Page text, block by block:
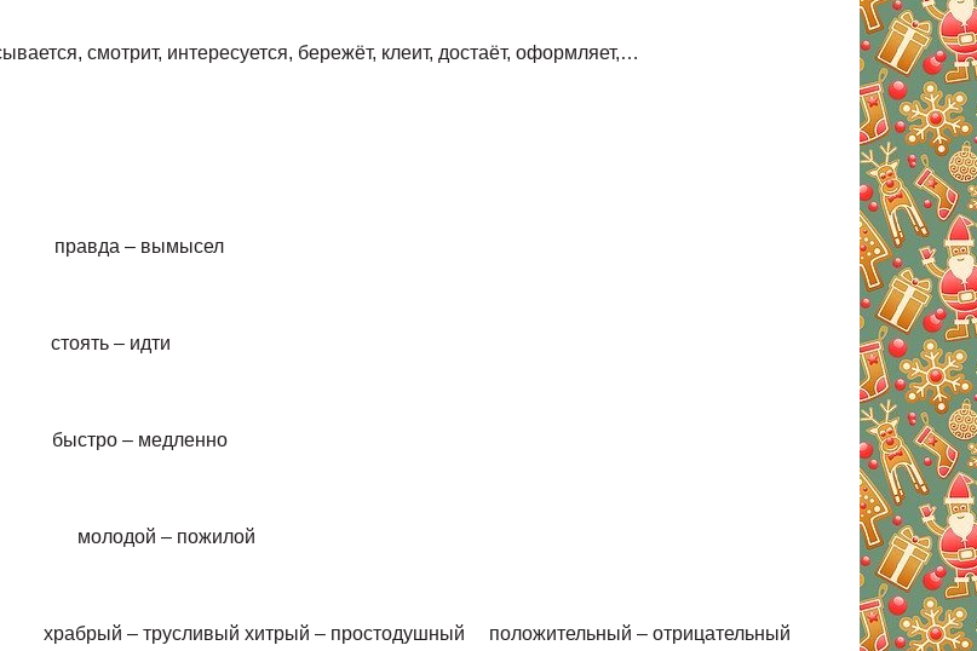
смотрит, интересуется, бережёт, клеит, достаёт, оформляет,…
– вымысел
– идти
– медленно
молодой – пожилой
хитрый – простодушный положительный – отрицательный